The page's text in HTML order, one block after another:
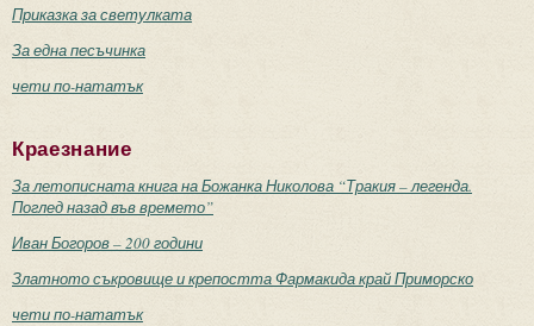
Приказка за светулката
За една песъчинка
чети по-нататък
Краезнание
За летописната книга на Божанка Николова “Тракия – легенда.
Поглед назад във времето”
Иван Богоров – 200 години
Златното съкровище и крепостта Фармакида край Приморско
чети по-нататък